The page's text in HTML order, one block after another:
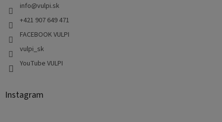
info@vulpi.sk
+421 907 649 471
FACEBOOK VULPI
vulpi_sk
YouTube VULPI
Instagram